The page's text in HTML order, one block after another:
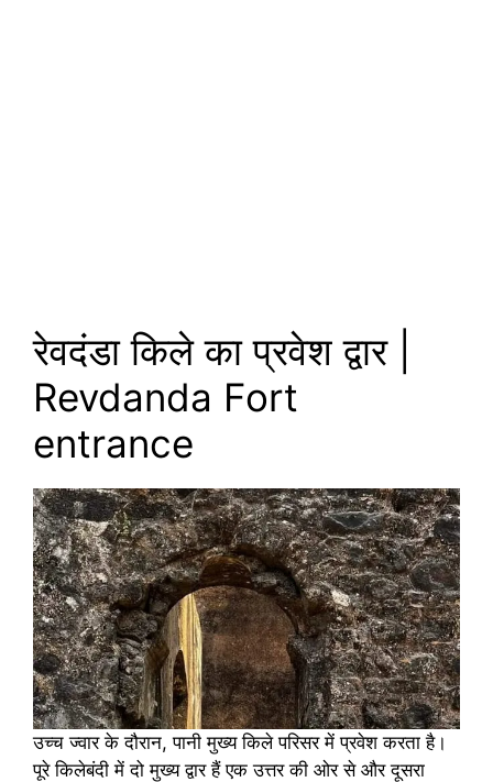
रेवदंडा किले का प्रवेश द्वार |
Revdanda Fort
entrance
उच्च ज्वार के दौरान, पानी मुख्य किले परिसर में प्रवेश करता है।
पूरे किलेबंदी में दो मुख्य द्वार हैं एक उत्तर की ओर से और दूसरा